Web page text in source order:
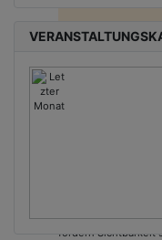
Gemeinsam mit Dir
fördern Sichtbarkeit